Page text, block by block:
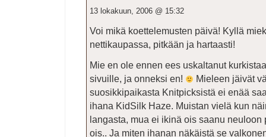
13 lokakuun, 2006 @ 15:32
Voi mikä koettelemusten päivä! Kyllä
nettikaupassa, pitkään ja hartaasti!
Mie en ole ennen ees uskaltanut
sivuille, ja onneksi en!
Mieleen jäivät
suosikkipaikasta Knitpicksistä ei enää
ihana KidSilk Haze. Muistan vielä kun
langasta, mua ei ikinä ois saanu
ois.. Ja miten ihanan näkäistä se